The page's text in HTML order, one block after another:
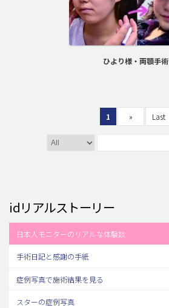
ひより様・両顎手術
1 » Last
idリアルストーリー
日本人モニターのリアルな体験談
手術日記と感謝の手紙
症例写真で施術結果を見る
スターの症例写真